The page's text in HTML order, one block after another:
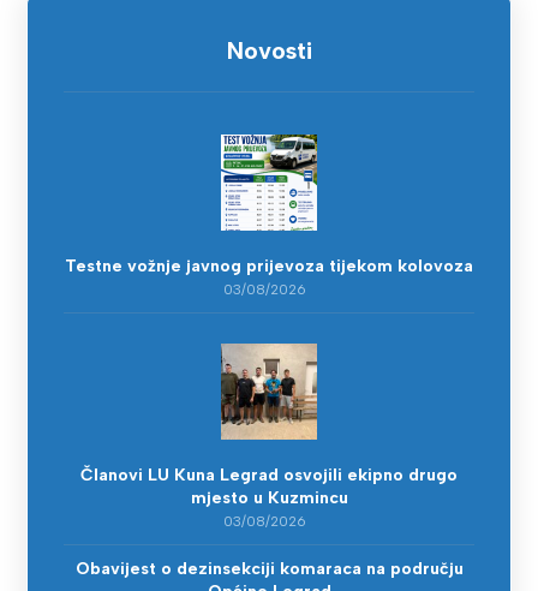
Novosti
Testne vožnje javnog prijevoza tijekom kolovoza
03/08/2026
Članovi LU Kuna Legrad osvojili ekipno drugo
mjesto u Kuzmincu
03/08/2026
Obavijest o dezinsekciji komaraca na području